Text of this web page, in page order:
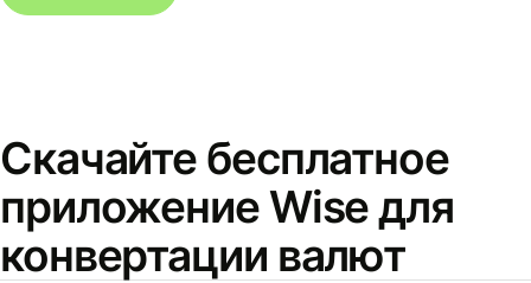
Скачайте бесплатное
приложение Wise для
конвертации валют